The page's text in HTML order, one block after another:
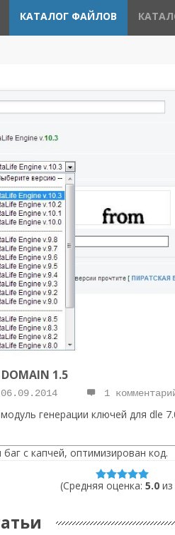
КАТАЛОГ ФАЙЛОВ
1.5
06.09.2014 1
генерации ключей для dle
с капчей, оптимизирован код.
(Средняя оценка: 5.0из